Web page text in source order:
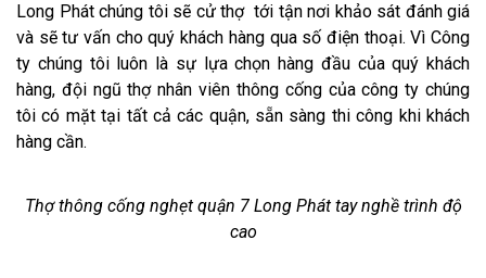
Long Phát chúng tôi sẽ cử thợ tới tận nơi khảo sát đánh giá
và sẽ tư vấn cho quý khách hàng qua số điện thoại. Vì Công
ty chúng tôi luôn là sự lựa chọn hàng đầu của quý khách
hàng, đội ngũ thợ nhân viên thông cống của công ty chúng
tôi có mặt tại tất cả các quận, sẵn sàng thi công khi khách
hàng cần.
Thợ thông cống nghẹt quận 7 Long Phát tay nghề trình độ
cao